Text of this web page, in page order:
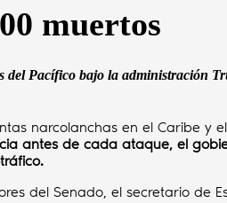
muertos
del Pacífico bajo la administración
narcolanchas en el Caribe
antes de cada ataque, el
del Senado, el secretario